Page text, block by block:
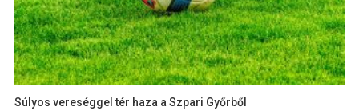
Súlyos vereséggel tér haza a Szpari Győrből